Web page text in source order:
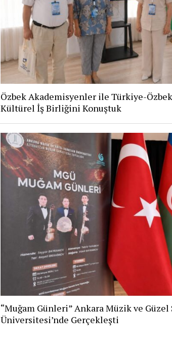
Özbek Akademisyenler ile Türkiye-
Kültürel İş Birliğini Konuştuk
“Muğam Günleri” Ankara Müzik ve Güzel
Üniversitesi’nde Gerçekleşti